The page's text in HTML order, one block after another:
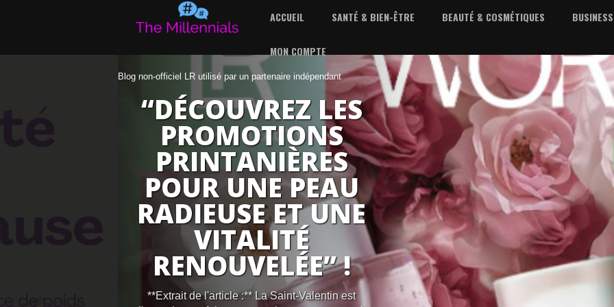
ACCUEIL SANTÉ & BIEN-ÊTRE BEAUTÉ & COSMÉTIQUES BUSINESS
MON COMPTE
Blog non-officiel LR utilisé par un partenaire indépendant
“DÉCOUVREZ LES
PROMOTIONS
PRINTANIÈRES
POUR UNE PEAU
RADIEUSE ET UNE
VITALITÉ
RENOUVELÉE” !
**Extrait de l'article :** La Saint-Valentin est